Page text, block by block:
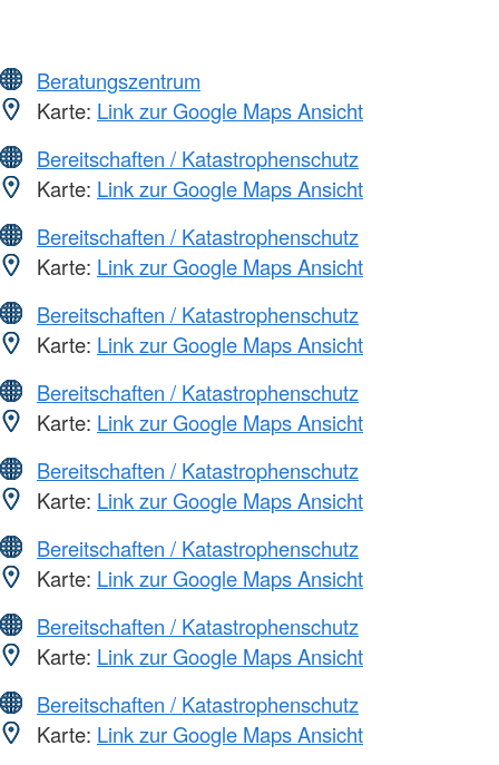
Beratungszentrum
Karte: Link zur Google Maps Ansicht
Bereitschaften / Katastrophenschutz
Karte: Link zur Google Maps Ansicht
Bereitschaften / Katastrophenschutz
Karte: Link zur Google Maps Ansicht
Bereitschaften / Katastrophenschutz
Karte: Link zur Google Maps Ansicht
Bereitschaften / Katastrophenschutz
Karte: Link zur Google Maps Ansicht
Bereitschaften / Katastrophenschutz
Karte: Link zur Google Maps Ansicht
Bereitschaften / Katastrophenschutz
Karte: Link zur Google Maps Ansicht
Bereitschaften / Katastrophenschutz
Karte: Link zur Google Maps Ansicht
Bereitschaften / Katastrophenschutz
Karte: Link zur Google Maps Ansicht